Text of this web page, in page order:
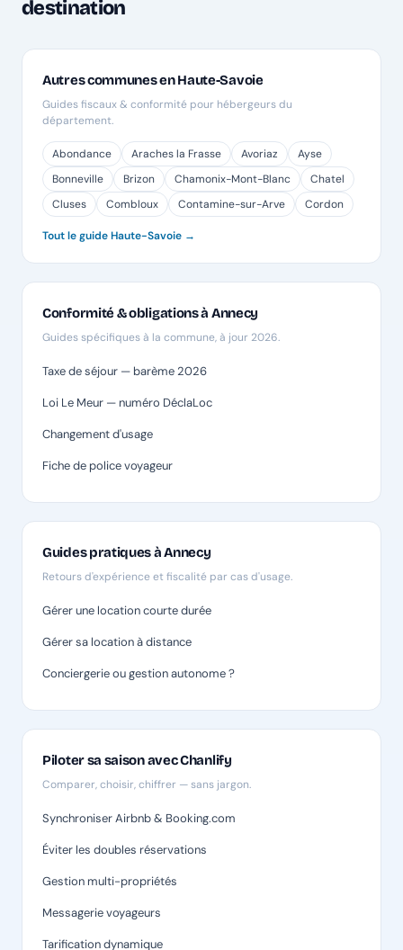
destination
Autres communes en Haute-Savoie
Guides fiscaux & conformité pour hébergeurs du
département.
Abondance Araches la Frasse Avoriaz
Ayse
Bonneville
Brizon Chamonix-Mont-Blanc
Chatel
Cluses
Combloux Contamine-sur-Arve Cordon
Tout le guide Haute-Savoie →
Conformité & obligations à Annecy
Guides spécifiques à la commune, à jour 2026.
Taxe de séjour — barème 2026
Loi Le Meur — numéro DéclaLoc
Changement d'usage
Fiche de police voyageur
Guides pratiques à Annecy
Retours d'expérience et fiscalité par cas d'usage.
Gérer une location courte durée
Gérer sa location à distance
Conciergerie ou gestion autonome ?
Piloter sa saison avec Chanlify
Comparer, choisir, chiffrer — sans jargon.
Synchroniser Airbnb & Booking.com
Éviter les doubles réservations
Gestion multi-propriétés
Messagerie voyageurs
Tarification dynamique